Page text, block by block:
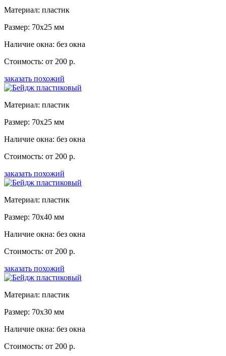
Материал: пластик
Размер: 70x25 мм
Наличие окна: без окна
Стоимость: от 200 р.
заказать похожий
Материал: пластик
Размер: 70x25 мм
Наличие окна: без окна
Стоимость: от 200 р.
заказать похожий
Материал: пластик
Размер: 70x40 мм
Наличие окна: без окна
Стоимость: от 200 р.
заказать похожий
Материал: пластик
Размер: 70x30 мм
Наличие окна: без окна
Стоимость: от 200 р.